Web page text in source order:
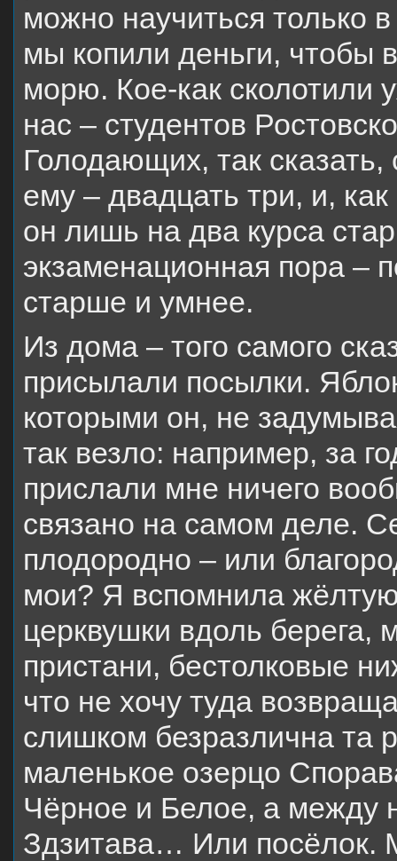
можно научиться только
мы копили деньги, чтобы
морю. Кое-как сколотили
нас – студентов
Голодающих, так
ему – двадцать три, и,
он лишь на два курса
экзаменационная пора –
старше и умнее.
Из дома – того самого
присылали посылки.
которыми он, не
так везло: например, за
прислали мне ничего
связано на самом деле.
плодородно – или
мои? Я вспомнила
церквушки вдоль
пристани, бестолковые
что не хочу туда
слишком безразлична та
маленькое озерцо
Чёрное и Белое, а между
Здзитава… Или посёлок.